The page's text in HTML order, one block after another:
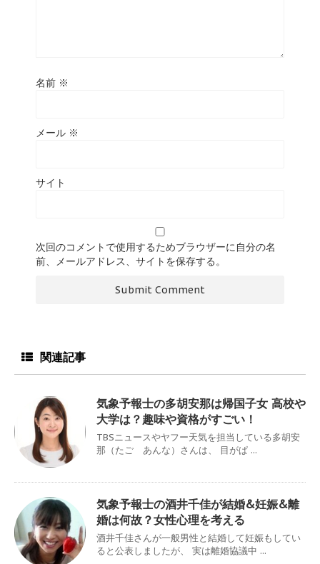
名前 ※
メール ※
サイト
次回のコメントで使用するためブラウザーに自分の名
前、メールアドレス、サイトを保存する。
関連記事
気象予報士の多胡安那は帰国子女 高校や
大学は？趣味や資格がすごい！
TBSニュースやヤフー天気を担当している多胡安
那（たご あんな）さんは、 目がぱ ...
気象予報士の酒井千佳が結婚&妊娠&離
婚は何故？女性心理を考える
酒井千佳さんが一般男性と結婚して妊娠もしてい
ると公表しましたが、 実は離婚協議中 ...